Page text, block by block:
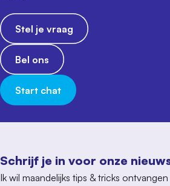
Schrijf je in voor onze
Ik wil maandelijks tips & tricks
Stel je vraag
Bel ons
Start chat